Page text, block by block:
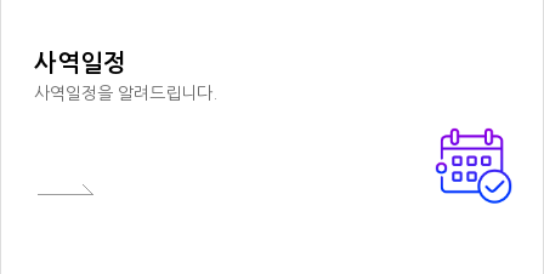
사역일정
사역일정을 알려드립니다.